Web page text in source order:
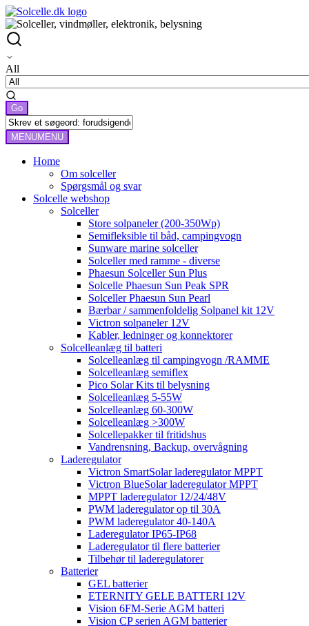
All
MENUMENU
Home
Om solceller
Spørgsmål og svar
Solcelle webshop
Solceller
Store solpaneler (200-350Wp)
Semifleksible til båd, campingvogn
Sunware marine solceller
Solceller med ramme - diverse
Phaesun Solceller Sun Plus
Solcelle Phaesun Sun Peak SPR
Solceller Phaesun Sun Pearl
Bærbar / sammenfoldelig Solpanel kit 12V
Victron solpaneler 12V
Kabler, ledninger og konnektorer
Solcelleanlæg til batteri
Solcelleanlæg til campingvogn /RAMME
Solcelleanlæg semiflex
Pico Solar Kits til belysning
Solcelleanlæg 5-55W
Solcelleanlæg 60-300W
Solcelleanlæg >300W
Solcellepakker til fritidshus
Vandrensning, Backup, overvågning
Laderegulator
Victron SmartSolar laderegulator MPPT
Victron BlueSolar laderegulator MPPT
MPPT laderegulator 12/24/48V
PWM laderegulator op til 30A
PWM laderegulator 40-140A
Laderegulator IP65-IP68
Laderegulator til flere batterier
Tilbehør til laderegulatorer
Batterier
GEL batterier
ETERNITY GELE BATTERI 12V
Vision 6FM-Serie AGM batteri
Vision CP serien AGM batterier